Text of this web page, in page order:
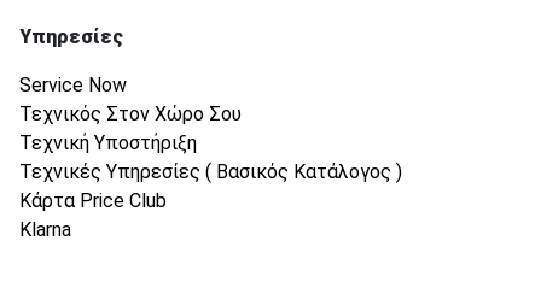
Υπηρεσίες
Service Now
Τεχνικός Στον Χώρο Σου
Τεχνική Υποστήριξη
Τεχνικές Υπηρεσίες ( Βασικός Κατάλογος )
Κάρτα Price Club
Klarna